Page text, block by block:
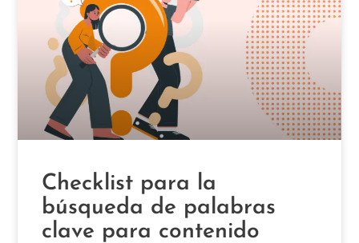
Checklist para la
búsqueda de palabras
clave para contenido